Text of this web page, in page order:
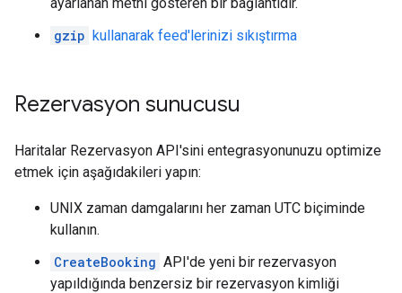
gzip kullanarak feed'lerinizi sıkıştırma
Rezervasyon sunucusu
Haritalar Rezervasyon API'sini entegrasyonunuzu optimize
etmek için aşağıdakileri yapın:
UNIX zaman damgalarını her zaman UTC biçiminde
kullanın.
CreateBooking API'de yeni bir rezervasyon
yapıldığında benzersiz bir rezervasyon kimliği